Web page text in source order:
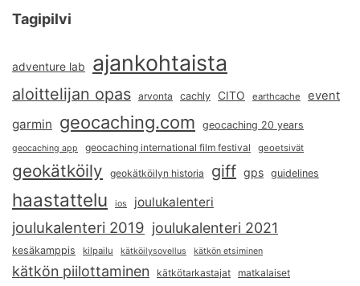
Tagipilvi
adventure lab ajankohtaista
aloittelijan opas arvonta cachly CITO earthcache event
garmin geocaching.com geocaching 20 years
geocaching app geocaching international film festival geoetsivät
geokätköily geokätköilyn historia giff gps guidelines
haastattelu ios joulukalenteri
joulukalenteri 2019 joulukalenteri 2021
kesäkamppis kilpailu kätköilysovellus kätkön etsiminen
kätkön piilottaminen kätkötarkastajat matkalaiset